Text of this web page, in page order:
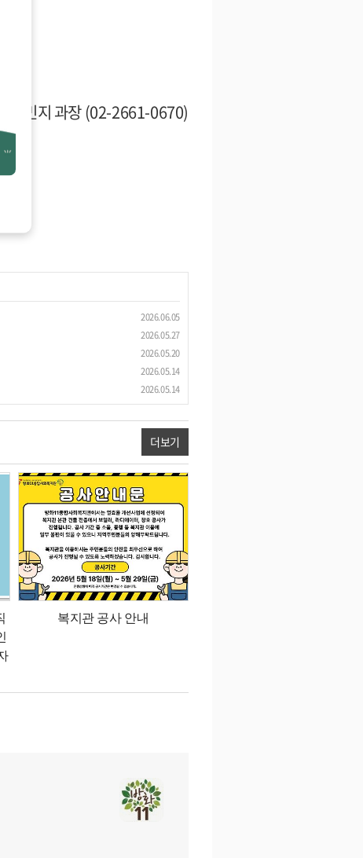
권민지 과장 (02-2661-0670)
2026.06.05
2026.05.27
2026.05.20
2026.05.14
2026.05.14
더보기
복지관 공사 안내